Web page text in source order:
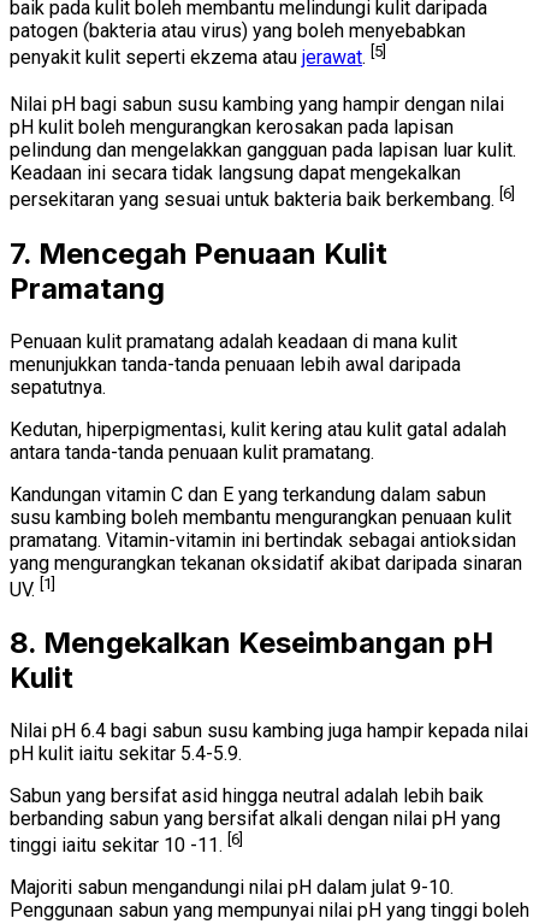
baik pada kulit boleh membantu melindungi kulit daripada
patogen (bakteria atau virus) yang boleh menyebabkan
penyakit kulit seperti ekzema atau jerawat. [5]
Nilai pH bagi sabun susu kambing yang hampir dengan nilai
pH kulit boleh mengurangkan kerosakan pada lapisan
pelindung dan mengelakkan gangguan pada lapisan luar kulit.
Keadaan ini secara tidak langsung dapat mengekalkan
persekitaran yang sesuai untuk bakteria baik berkembang. [6]
7. Mencegah Penuaan Kulit
Pramatang
Penuaan kulit pramatang adalah keadaan di mana kulit
menunjukkan tanda-tanda penuaan lebih awal daripada
sepatutnya.
Kedutan, hiperpigmentasi, kulit kering atau kulit gatal adalah
antara tanda-tanda penuaan kulit pramatang.
Kandungan vitamin C dan E yang terkandung dalam sabun
susu kambing boleh membantu mengurangkan penuaan kulit
pramatang. Vitamin-vitamin ini bertindak sebagai antioksidan
yang mengurangkan tekanan oksidatif akibat daripada sinaran
UV. [1]
8. Mengekalkan Keseimbangan pH
Kulit
Nilai pH 6.4 bagi sabun susu kambing juga hampir kepada nilai
pH kulit iaitu sekitar 5.4-5.9.
Sabun yang bersifat asid hingga neutral adalah lebih baik
berbanding sabun yang bersifat alkali dengan nilai pH yang
tinggi iaitu sekitar 10 -11. [6]
Majoriti sabun mengandungi nilai pH dalam julat 9-10.
Penggunaan sabun yang mempunyai nilai pH yang tinggi boleh